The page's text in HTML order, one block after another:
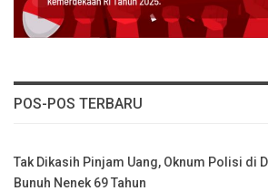
POS-POS TERBARU
Tak Dikasih Pinjam Uang, Oknum Polisi di
Bunuh Nenek 69 Tahun